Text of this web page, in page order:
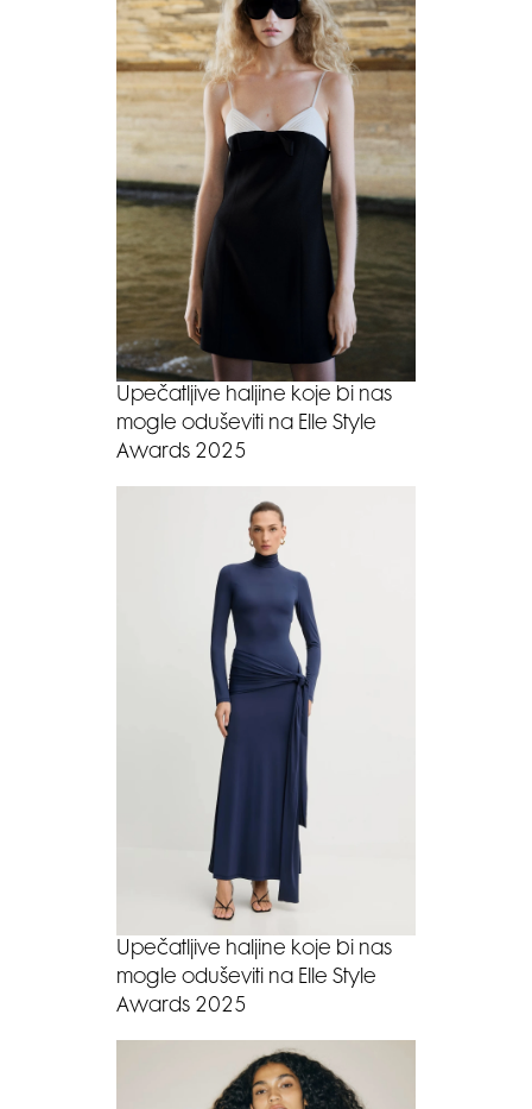
Upečatljive haljine koje bi nas
mogle oduševiti na Elle Style
Awards 2025
Upečatljive haljine koje bi nas
mogle oduševiti na Elle Style
Awards 2025